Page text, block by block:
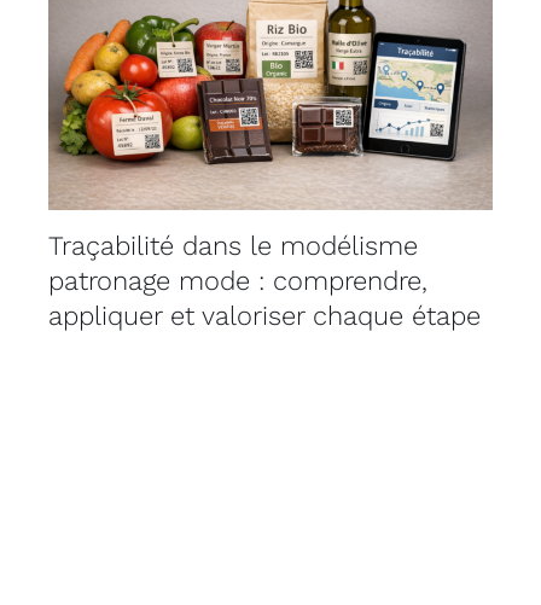
Traçabilité dans le modélisme
patronage mode : comprendre,
appliquer et valoriser chaque étape